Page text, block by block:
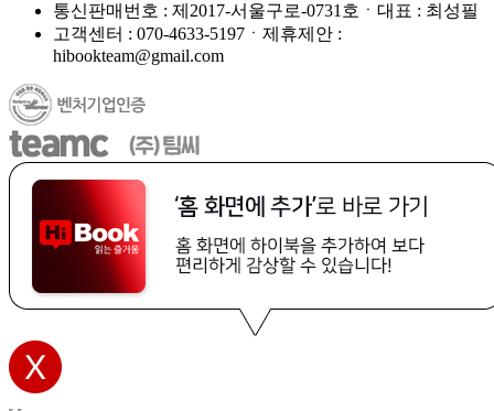
통신판매번호 : 제2017-서울구로-0731호ㆍ대표 : 최성필
고객센터 : 070-4633-5197ㆍ제휴제안 :
hibookteam@gmail.com